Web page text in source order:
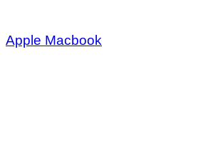
Apple Macbook